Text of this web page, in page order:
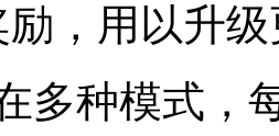
励，用以升
多种模式，